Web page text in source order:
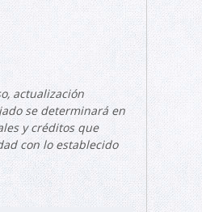
actualización
se determinará en
y créditos que
con lo establecido